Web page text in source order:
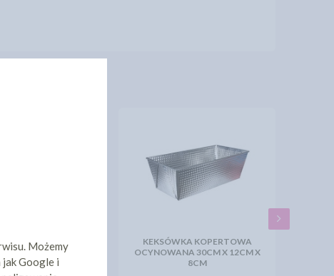
DO CIASTA WYSOKA
30CM X 25CM X
6CM
KEKSÓWKA KOPERTOWA
OCYNOWANA 30CM X 12CM X
8CM
Możemy
Google i